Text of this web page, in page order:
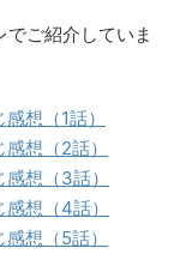
でご紹介していま
想（1話）
想（2話）
想（3話）
想（4話）
想（5話）